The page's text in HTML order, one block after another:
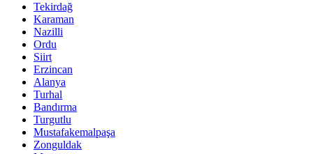
Tekirdağ
Karaman
Nazilli
Ordu
Siirt
Erzincan
Alanya
Turhal
Bandırma
Turgutlu
Mustafakemalpaşa
Zonguldak